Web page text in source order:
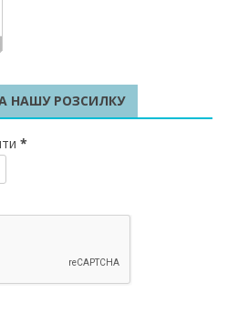
НАШУ РОЗСИЛКУ
*